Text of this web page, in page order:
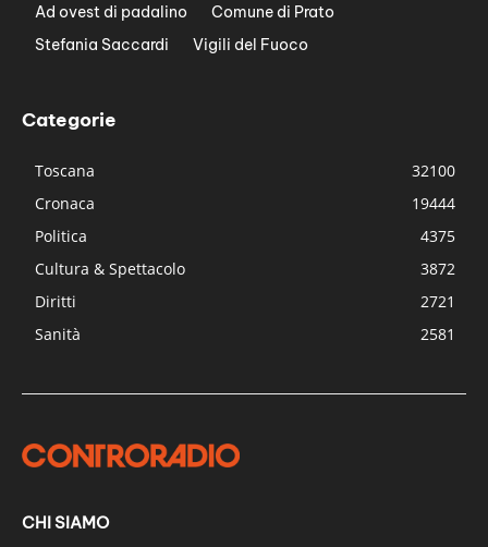
Ad ovest di padalino
Comune di Prato
Stefania Saccardi
Vigili del Fuoco
Categorie
Toscana
32100
Cronaca
19444
Politica
4375
Cultura & Spettacolo
3872
Diritti
2721
Sanità
2581
CHI SIAMO